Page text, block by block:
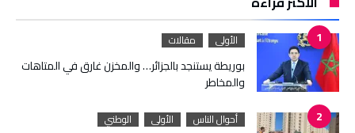
الأولى مقالات
بوريطة يستنجد بالجزائر… والمخزن غارق في المتاهات
والمخاطر
أحوال الناس الأولى الوطني